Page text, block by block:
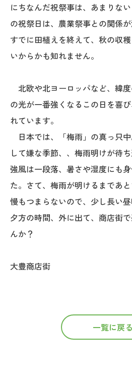
にちなんだ祝祭事は、あまりな
の祝祭日は、農業祭事との関係
すでに田植えを終えて、秋の収
いからかも知れません。
北欧や北ヨーロッパなど、緯
の光が一番強くなるこの日を喜
れています。
日本では、「梅雨」の真っ只
して嫌な季節、、梅雨明けが待
強風は一段落、暑さや湿度にも
た。さて、梅雨が明けるまであ
慢もつまらないので、少し長い
夕方の時間、外に出て、商店街
んか？
大豊商店街
一覧に戻る